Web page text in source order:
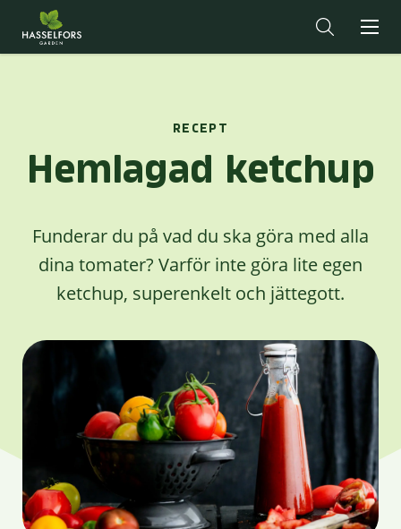
RECEPT
Hemlagad ketchup
Funderar du på vad du ska göra med alla
dina tomater? Varför inte göra lite egen
ketchup, superenkelt och jättegott.